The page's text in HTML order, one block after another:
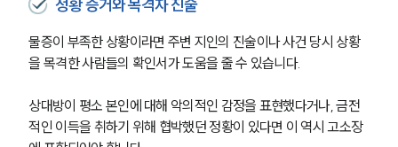
정황 증거와 목격자 진술
물증이 부족한 상황이라면 주변 지인의 진술이나 사건 당시 상황
을 목격한 사람들의 확인서가 도움을 줄 수 있습니다.
상대방이 평소 본인에 대해 악의적인 감정을 표현했다거나, 금전
적인 이득을 취하기 위해 협박했던 정황이 있다면 이 역시 고소장